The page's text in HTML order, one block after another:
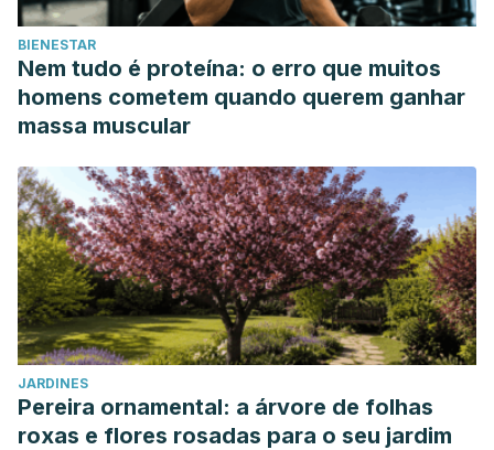
BIENESTAR
Nem tudo é proteína: o erro que muitos
homens cometem quando querem ganhar
massa muscular
JARDINES
Pereira ornamental: a árvore de folhas
roxas e flores rosadas para o seu jardim